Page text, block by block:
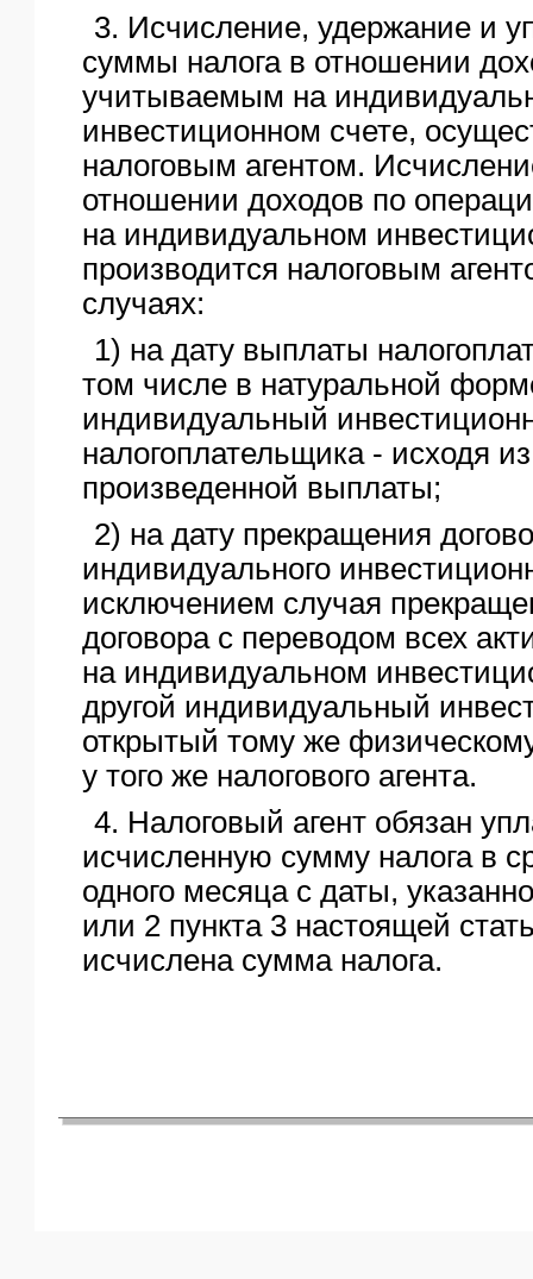
3. Исчисление, удержание и
суммы налога в отношении
учитываемым на
инвестиционном счете,
налоговым агентом.
отношении доходов по
на индивидуальном
производится налоговым
случаях:
1) на дату выплаты
том числе в натуральной
индивидуальный
налогоплательщика - исходя
произведенной выплаты;
2) на дату прекращения
индивидуального
исключением случая
договора с переводом всех
на индивидуальном
другой индивидуальный
открытый тому же
у того же налогового агента.
4. Налоговый агент обязан
исчисленную сумму налога в
одного месяца с даты,
или 2 пункта 3 настоящей
исчислена сумма налога.